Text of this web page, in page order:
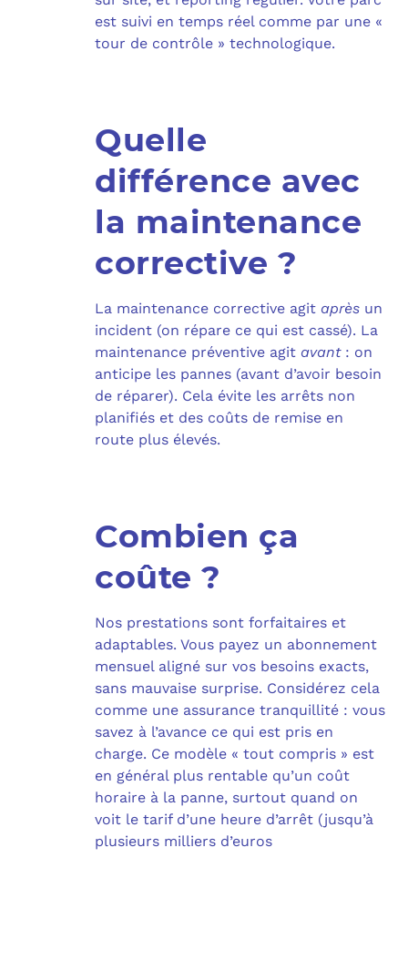
est suivi en temps réel comme par une «
tour de contrôle » technologique.
Quelle
différence avec
la maintenance
corrective ?
La maintenance corrective agit après un
incident (on répare ce qui est cassé). La
maintenance préventive agit avant: on
anticipe les pannes (avant d’avoir besoin
de réparer). Cela évite les arrêts non
planifiés et des coûts de remise en
route plus élevés.
Combien ça
coûte ?
Nos prestations sont forfaitaires et
adaptables. Vous payez un abonnement
mensuel aligné sur vos besoins exacts,
sans mauvaise surprise. Considérez cela
comme une assurance tranquillité : vous
savez à l’avance ce qui est pris en
charge. Ce modèle « tout compris » est
en général plus rentable qu’un coût
horaire à la panne, surtout quand on
voit le tarif d’une heure d’arrêt (jusqu’à
plusieurs milliers d’euros